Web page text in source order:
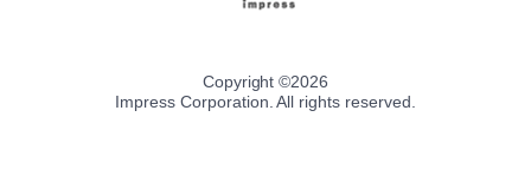
Copyright ©2026
Impress Corporation. All rights reserved.